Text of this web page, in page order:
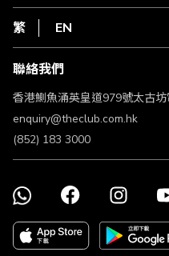
HKT
私隱聲明
使用條款
條款及細則
不歧視及不騷擾聲明
認可牌照及通告
繁 EN
聯絡我們
香港鰂魚涌英皇道979號太古
enquiry@theclub.com.hk
(852) 183 3000